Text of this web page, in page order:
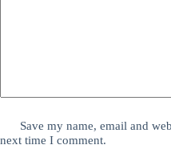
Save my name, email and
next time I comment.